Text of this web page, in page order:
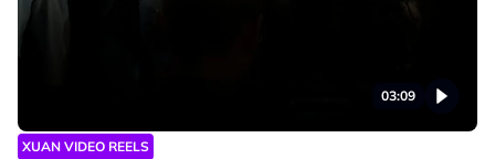
03:09
XUAN VIDEO REELS